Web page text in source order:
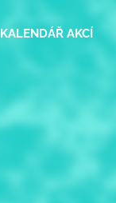
KALENDÁŘ AKCÍ